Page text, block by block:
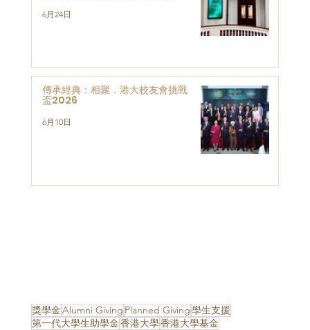
獎學金Alumni Giving Planned Giving學生支援
第一代大學生助學金香港大學香港大學基金
6月24日
傳承經典：相聚．港大校友會挑戰
盃2026
6月10日